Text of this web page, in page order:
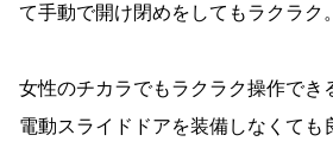
て手動で開け閉めをしてもラクラク。
女性のチカラでもラクラク操作でき
電動スライドドアを装備しなくても